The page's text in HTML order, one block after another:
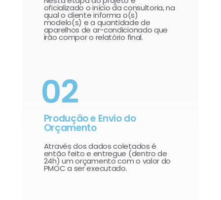
oficializado o início da consultoria, na
qual o cliente informa o(s)
modelo(s) e a quantidade de
aparelhos de ar-condicionado que
irão compor o relatório final.​
02
Produção e Envio do
Orçamento
Através dos dados coletados é
então feito e entregue (dentro de
24h) um orçamento com o valor do
PMOC a ser executado.